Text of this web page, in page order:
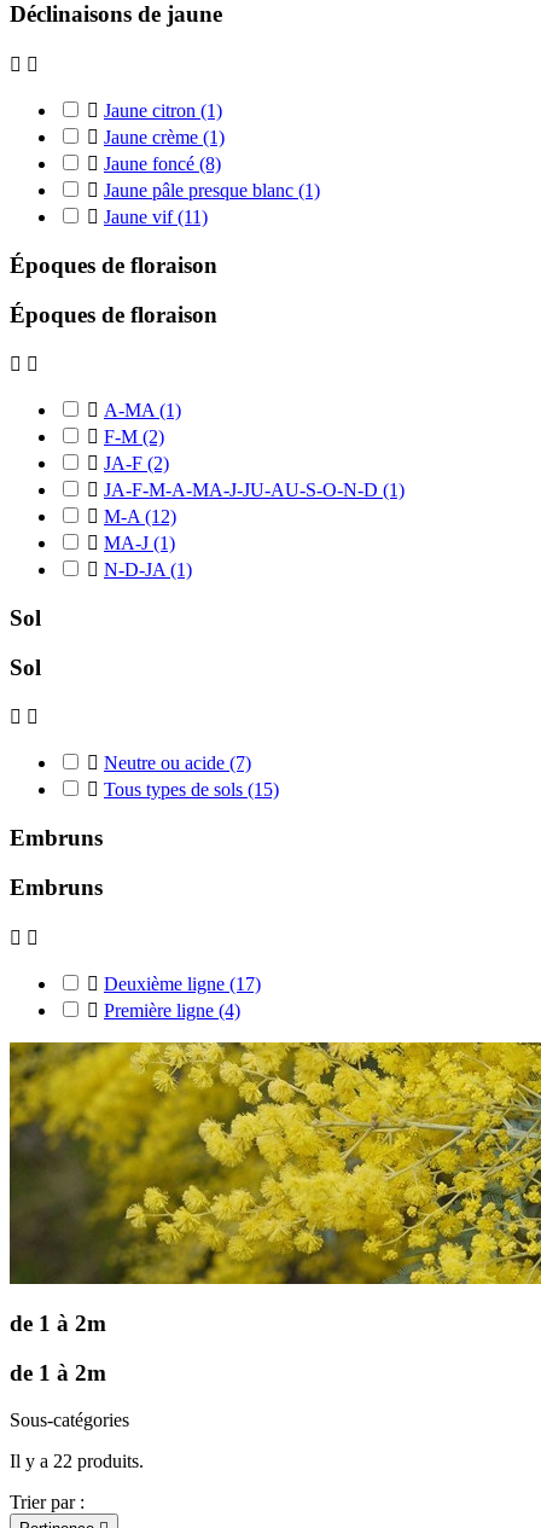
Déclinaisons de jaune
 
 Jaune citron (1)
 Jaune crème (1)
 Jaune foncé (8)
 Jaune pâle presque blanc (1)
 Jaune vif(11)
Époques de floraison
Époques de floraison
 
 A-MA (1)
 F-M (2)
 JA-F (2)
 JA-F-M-A-MA-J-JU-AU-S-O-N-D (1)
 M-A (12)
 MA-J (1)
 N-D-JA (1)
Sol
Sol
 
 Neutre ou acide (7)
 Tous types de sols (15)
Embruns
Embruns
 
 Deuxième ligne (17)
 Première ligne (4)
de 1 à 2m
de 1 à 2m
Sous-catégories
Il y a 22 produits.
Trier par :